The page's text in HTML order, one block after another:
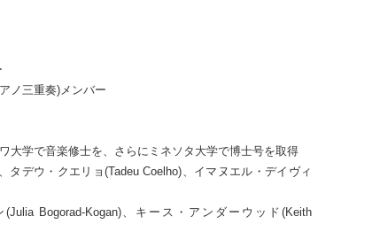
ノ三重奏)メンバー
大学で音楽修士を、さらにミネソタ大学で博士号を取得
タデウ・クエリョ(Tadeu Coelho)、イマヌエル・デイヴィ
Bogorad-Kogan)、キース・アンダーウッド(Keith